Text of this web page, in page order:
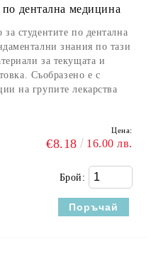
по дентална медицина
студентите по дентална
знания по тази
за текущата и
Съобразено е с
на групите лекарства
Цена:
€8.18 16.00 лв.
Брой: